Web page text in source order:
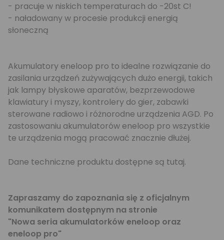
- pracuje w niskich temperaturach do -20st C!
- naładowany w procesie produkcji energią
słoneczną
Akumulatory eneloop pro to idealne rozwiązanie do
zasilania urządzeń zużywających dużo energii, takich
jak lampy błyskowe aparatów, bezprzewodowe
klawiatury i myszy, kontrolery do gier, zabawki
sterowane radiowo i różnorodne urządzenia AGD. Po
zastosowaniu akumulatorów eneloop pro wszystkie
te urządzenia mogą pracować znacznie dłużej.
Dane techniczne produktu dostępne są tutaj.
Zapraszamy do zapoznania się z oficjalnym
komunikatem dostępnym na stronie
"Nowa seria akumulatorków eneloop oraz
eneloop pro"